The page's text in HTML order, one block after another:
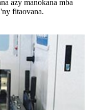
azy manokana mba
fitaovana.